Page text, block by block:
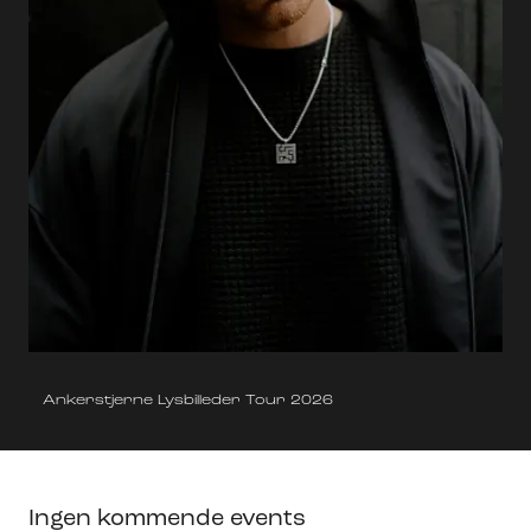
Ankerstjerne Lysbilleder Tour 2026
Ingen kommende events